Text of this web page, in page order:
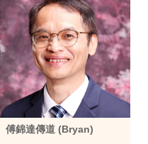
傅錦達傳道 (Bryan)